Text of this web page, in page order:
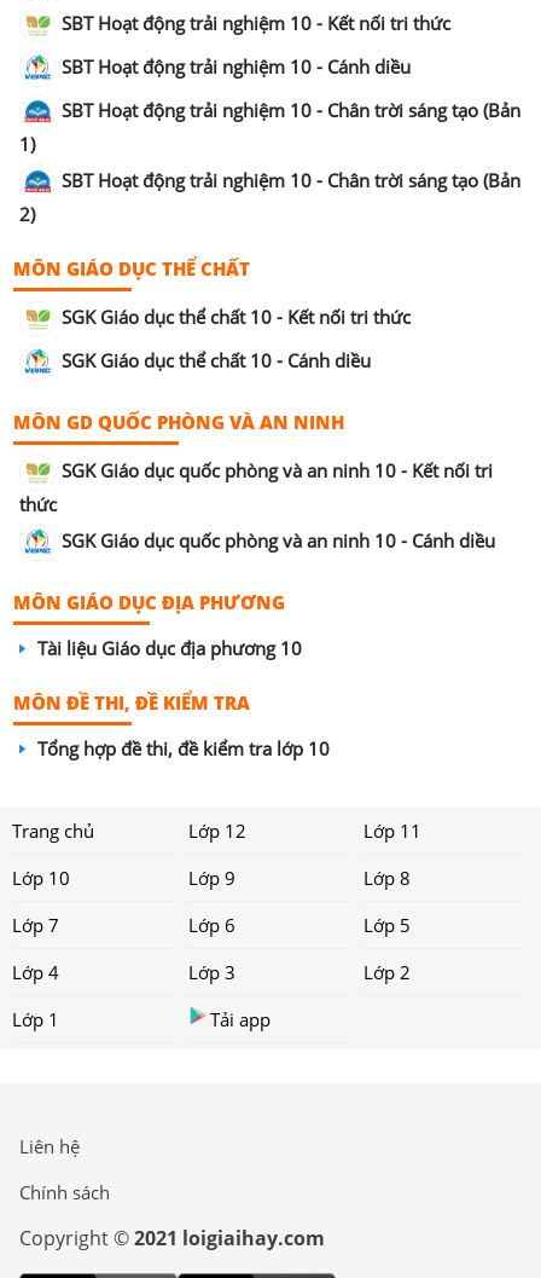
SBT Hoạt động trải nghiệm 10 - Kết nối tri thức
SBT Hoạt động trải nghiệm 10 - Cánh diều
SBT Hoạt động trải nghiệm 10 - Chân trời sáng tạo (Bản
1)
SBT Hoạt động trải nghiệm 10 - Chân trời sáng tạo (Bản
2)
MÔN GIÁO DỤC THỂ CHẤT
SGK Giáo dục thể chất 10 - Kết nối tri thức
SGK Giáo dục thể chất 10 - Cánh diều
MÔN GD QUỐC PHÒNG VÀ AN NINH
SGK Giáo dục quốc phòng và an ninh 10 - Kết nối tri
thức
SGK Giáo dục quốc phòng và an ninh 10 - Cánh diều
MÔN GIÁO DỤC ĐỊA PHƯƠNG
Tài liệu Giáo dục địa phương 10
MÔN ĐỀ THI, ĐỀ KIỂM TRA
Tổng hợp đề thi, đề kiểm tra lớp 10
Trang chủ Lớp 12
Lớp 11
Lớp 10
Lớp 9
Lớp 8
Lớp 7
Lớp 6
Lớp 5
Lớp 4
Lớp 3
Lớp 2
Lớp 1
Tải app
Liên hệ
Chính sách
Copyright ©2021 loigiaihay.com